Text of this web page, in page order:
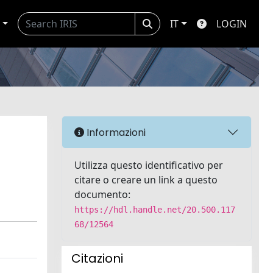
IT LOGIN
Informazioni
Utilizza questo identificativo per
citare o creare un link a questo
documento:
https://hdl.handle.net/20.500.117
68/12564
Citazioni